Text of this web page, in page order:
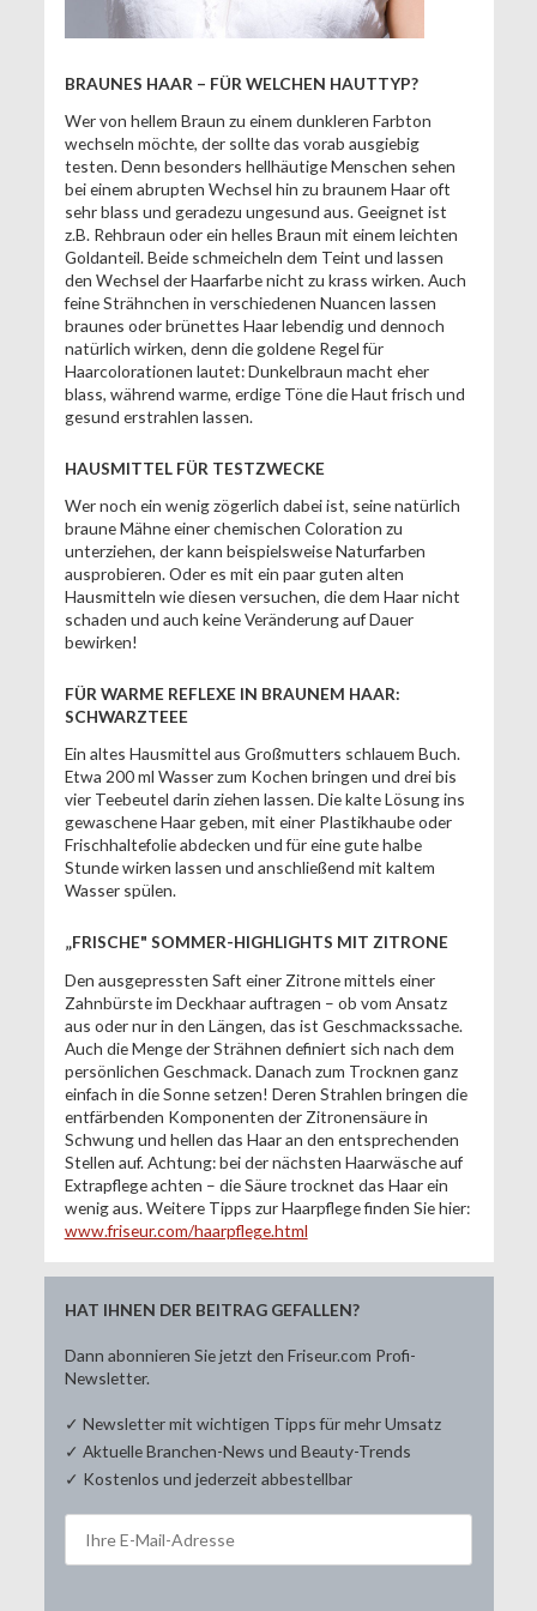
BRAUNES HAAR – FÜR WELCHEN HAUTTYP?
Wer von hellem Braun zu einem dunkleren Farbton
wechseln möchte, der sollte das vorab ausgiebig
testen. Denn besonders hellhäutige Menschen sehen
bei einem abrupten Wechsel hin zu braunem Haar oft
sehr blass und geradezu ungesund aus. Geeignet ist
z.B. Rehbraun oder ein helles Braun mit einem leichten
Goldanteil. Beide schmeicheln dem Teint und lassen
den Wechsel der Haarfarbe nicht zu krass wirken. Auch
feine Strähnchen in verschiedenen Nuancen lassen
braunes oder brünettes Haar lebendig und dennoch
natürlich wirken, denn die goldene Regel für
Haarcolorationen lautet: Dunkelbraun macht eher
blass, während warme, erdige Töne die Haut frisch und
gesund erstrahlen lassen.
HAUSMITTEL FÜR TESTZWECKE
Wer noch ein wenig zögerlich dabei ist, seine natürlich
braune Mähne einer chemischen Coloration zu
unterziehen, der kann beispielsweise Naturfarben
ausprobieren. Oder es mit ein paar guten alten
Hausmitteln wie diesen versuchen, die dem Haar nicht
schaden und auch keine Veränderung auf Dauer
bewirken!
FÜR WARME REFLEXE IN BRAUNEM HAAR:
SCHWARZTEEE
Ein altes Hausmittel aus Großmutters schlauem Buch.
Etwa 200 ml Wasser zum Kochen bringen und drei bis
vier Teebeutel darin ziehen lassen. Die kalte Lösung ins
gewaschene Haar geben, mit einer Plastikhaube oder
Frischhaltefolie abdecken und für eine gute halbe
Stunde wirken lassen und anschließend mit kaltem
Wasser spülen.
„FRISCHE" SOMMER-HIGHLIGHTS MIT ZITRONE
Den ausgepressten Saft einer Zitrone mittels einer
Zahnbürste im Deckhaar auftragen – ob vom Ansatz
aus oder nur in den Längen, das ist Geschmackssache.
Auch die Menge der Strähnen definiert sich nach dem
persönlichen Geschmack. Danach zum Trocknen ganz
einfach in die Sonne setzen! Deren Strahlen bringen die
entfärbenden Komponenten der Zitronensäure in
Schwung und hellen das Haar an den entsprechenden
Stellen auf. Achtung: bei der nächsten Haarwäsche auf
Extrapflege achten – die Säure trocknet das Haar ein
wenig aus. Weitere Tipps zur Haarpflege finden Sie hier:
www.friseur.com/haarpflege.html
HAT IHNEN DER BEITRAG GEFALLEN?
Dann abonnieren Sie jetzt den Friseur.com Profi-
Newsletter.
✓ Newsletter mit wichtigen Tipps für mehr Umsatz
✓ Aktuelle Branchen-News und Beauty-Trends
✓ Kostenlos und jederzeit abbestellbar